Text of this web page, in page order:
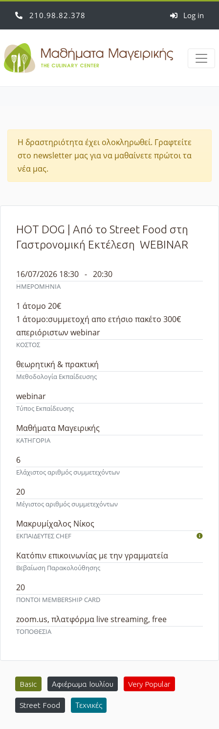
210 98 82 378 Log in
Η δραστηριότητα έχει ολοκληρωθεί. Γραφτείτε
στο newsletter μας για να μαθαίνετε πρώτοι τα
νέα μας.
HOT DOG | Από το Street Food στη
Γαστρονομική Εκτέλεση WEBINAR
ΗΜΕΡΟΜΗΝΙΑ
16/07/2026 18:30 - 20:30
ΚΟΣΤΟΣ
1 άτομο 20€
1 άτομο:συμμετοχή απο ετήσιο πακέτο 300€
απεριόριστων webinar
Μεθοδολογία Εκπαίδευσης
θεωρητική & πρακτική
Τύπος Εκπαίδευσης
webinar
ΚΑΤΗΓΟΡΙΑ
Μαθήματα Μαγειρικής
Ελάχιστος αριθμός συμμετεχόντων
6
Μέγιστος αριθμός συμμετεχόντων
20
ΕΚΠΑΙΔΕΥΤEΣ CHEF
Μακρυμίχαλος Νίκος
Βεβαίωση Παρακολούθησης
Κατόπιν επικοινωνίας με την γραμματεία
ΠΟΝΤΟΙ MEMBERSHIP CARD
20
ΤΟΠΟΘΕΣΙΑ
zoom.us, πλατφόρμα live streaming, free
Basic Αφιέρωμα Ιουλίου Very Popular
Street Food Τεχνικές